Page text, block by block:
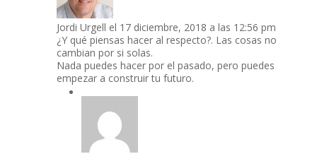
Jordi Urgell el 17 diciembre, 2018 a las 12:56 pm
¿Y qué piensas hacer al respecto?. Las cosas no
cambian por si solas.
Nada puedes hacer por el pasado, pero puedes
empezar a construir tu futuro.